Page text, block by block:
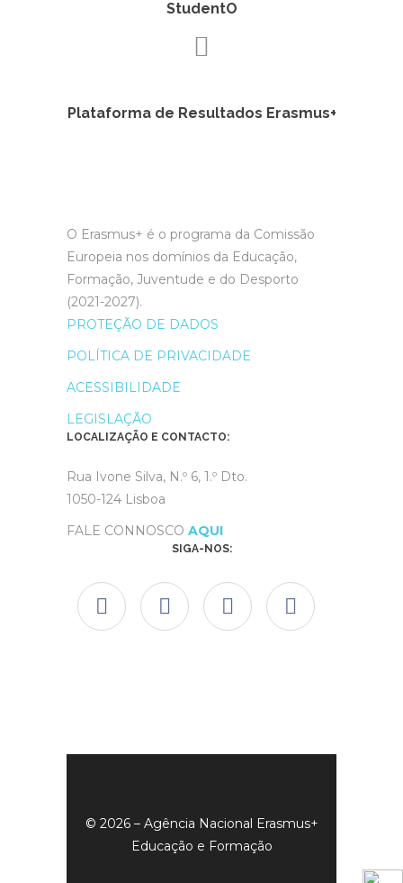
StudentO
Plataforma de Resultados Erasmus+
O Erasmus+ é o programa da Comissão
Europeia nos domínios da Educação,
Formação, Juventude e do Desporto
(2021-2027).
PROTEÇÃO DE DADOS
POLÍTICA DE PRIVACIDADE
ACESSIBILIDADE
LEGISLAÇÃO
LOCALIZAÇÃO E CONTACTO:
Rua Ivone Silva, N.º 6, 1.º Dto.
1050-124 Lisboa
FALE CONNOSCO AQUI
SIGA-NOS:
© 2026 – Agência Nacional Erasmus+
Educação e Formação